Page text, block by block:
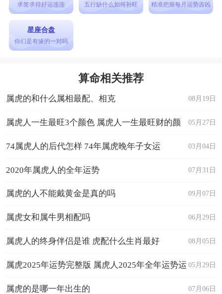
求签求得好运连连 五行缺什么如何补旺 精准把握每月运势吉凶
星座合盘
你们是有缘的一对吗
算命相关推荐
08月19日
属虎的和什么属相最配、相克
05月27日
属虎人一生最旺3个颜色 属虎人一生最旺财的颜
色 03月04日
74属虎人的后代怎样 74年属虎晚年子女运
07月31日
2020年属虎人的全年运势
09月07日
属虎的人不能戴黄金是真的吗
06月29日
属虎女和属牛男相配吗
08月05日
属虎人的终身伴侣是谁 虎配什么生肖最好
05月29日
属虎2025年运势完整版 属虎人2025年全年运势运
程 07月06日
属虎的是哪一年出生的